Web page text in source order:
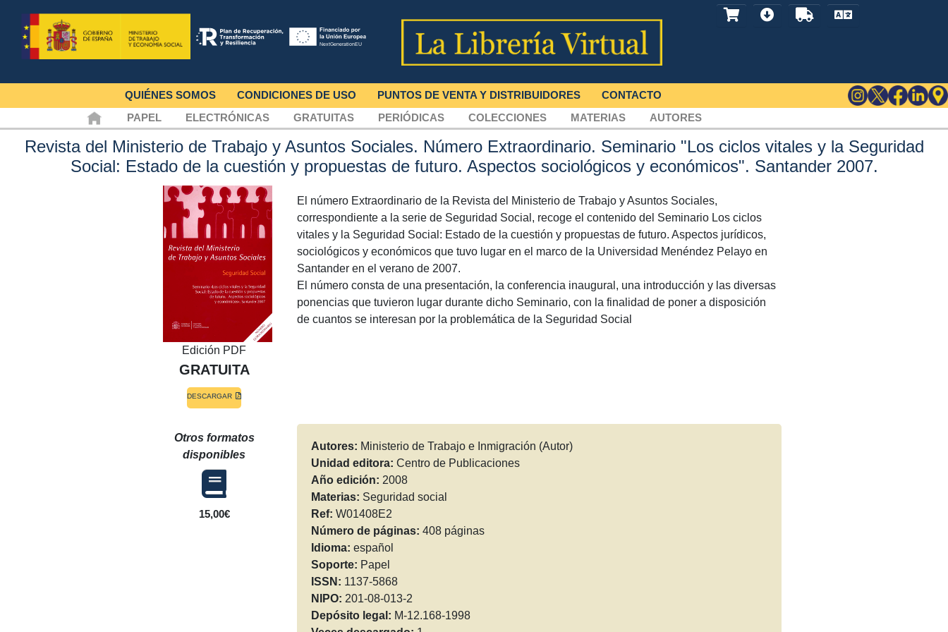
QUIÉNES SOMOS CONDICIONES DE USO PUNTOS DE VENTA Y DISTRIBUIDORES
CONTACTO
PAPEL
ELECTRÓNICAS GRATUITAS PERIÓDICAS COLECCIONES MATERIAS AUTORES
Revista del Ministerio de Trabajo y Asuntos Sociales. Número Extraordinario. Seminario "Los ciclos vitales y la Seguridad
Social: Estado de la cuestión y propuestas de futuro. Aspectos sociológicos y económicos". Santander 2007.
Edición PDF
GRATUITA
DESCARGAR
Otros formatos
disponibles
15,00€
El número Extraordinario de la Revista del Ministerio de Trabajo y Asuntos Sociales,
correspondiente a la serie de Seguridad Social, recoge el contenido del Seminario Los ciclos
vitales y la Seguridad Social: Estado de la cuestión y propuestas de futuro. Aspectos jurídicos,
sociológicos y económicos que tuvo lugar en el marco de la Universidad Menéndez Pelayo en
Santander en el verano de 2007.
El número consta de una presentación, la conferencia inaugural, una introducción y las diversas
ponencias que tuvieron lugar durante dicho Seminario, con la finalidad de poner a disposición
de cuantos se interesan por la problemática de la Seguridad Social
Autores: Ministerio de Trabajo e Inmigración (Autor)
Unidad editora: Centro de Publicaciones
Año edición: 2008
Materias: Seguridad social
Ref: W01408E2
Número de páginas: 408 páginas
Idioma: español
Soporte: Papel
ISSN: 1137-5868
NIPO: 201-08-013-2
Depósito legal: M-12.168-1998